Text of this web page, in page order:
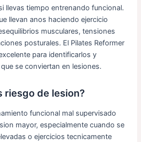
llevas tiempo entrenando funcional.
llevan anos haciendo ejercicio
musculares, tensiones
posturales. El Pilates Reformer
para identificarlos y
se conviertan en lesiones.
riesgo de lesion?
funcional mal supervisado
mayor, especialmente cuando se
o ejercicios tecnicamente